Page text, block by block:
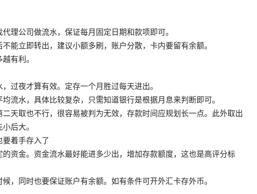
公司做流水，保证每月固定日期和款项即可。
立即转出，建议小额多刷，账户分散，卡内要留有余额。
有利。
夜才算有效。定存一个月胜过每天进出。
水，具体比较复杂，只需知道银行是根据月息来判断即可。
取也不行，很容易被判为无效，存款时间应规划长一点。此外取出
后大。
着手存入了
金。资金流水最好能进多少出，增加存款额度，这也是高评分标
同时也要保证账户有余额。如有条件可开外汇卡存外币。